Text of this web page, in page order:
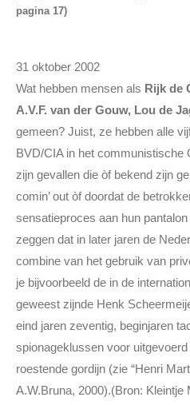
pagina 17)
31 oktober 2002
Wat hebben mensen als Rijk de
A.V.F. van der Gouw, Lou de
gemeen? Juist, ze hebben alle
BVD/CIA in het communistische
zijn gevallen die òf bekend zijn
comin’ out òf doordat de
sensatieproces aan hun
zeggen dat in later jaren de
combine van het gebruik van
je bijvoorbeeld de in de
geweest zijnde Henk
eind jaren zeventig, beginjaren
spionageklussen voor
roestende gordijn (zie “Henri
A.W.Bruna, 2000).(Bron: Kleintje